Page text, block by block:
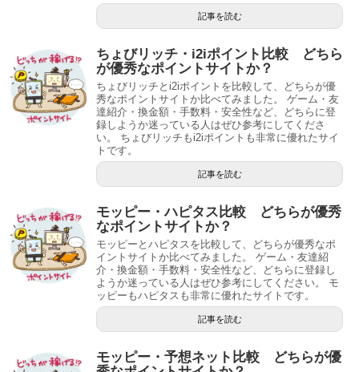
記事を読む
ちょびリッチ・i2iポイント比較 どちら
が優秀なポイントサイトか？
ちょびリッチとi2iポイントを比較して、どちらが優
秀なポイントサイトか比べてみました。 ゲーム・友
達紹介・換金額・手数料・安全性など、どちらに登
録しようか迷っている人はぜひ参考にしてくださ
い。 ちょびリッチもi2iポイントも非常に優れたサイ
トです。
記事を読む
モッピー・ハピタス比較 どちらが優秀
なポイントサイトか？
モッピーとハピタスを比較して、どちらが優秀なポ
イントサイトか比べてみました。 ゲーム・友達紹
介・換金額・手数料・安全性など、どちらに登録し
ようか迷っている人はぜひ参考にしてください。 モ
ッピーもハピタスも非常に優れたサイトです。
記事を読む
モッピー・予想ネット比較 どちらが優